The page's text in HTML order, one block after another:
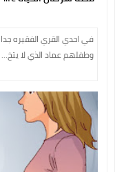
في احدي القري الفقيره
وطفلهم عماد الذي لا يتخ...